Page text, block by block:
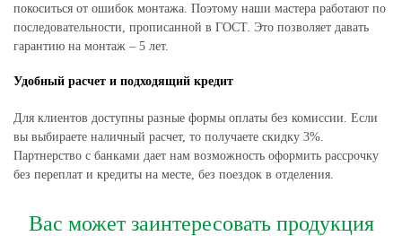
покоситься от ошибок монтажа. Поэтому наши мастера работают по
последовательности, прописанной в ГОСТ. Это позволяет давать
гарантию на монтаж – 5 лет.
Удобный расчет и подходящий кредит
Для клиентов доступны разные формы оплаты без комиссии. Если
вы выбираете наличный расчет, то получаете скидку 3%.
Партнерство с банками дает нам возможность оформить рассрочку
без переплат и кредиты на месте, без поездок в отделения.
Вас может заинтересовать продукция